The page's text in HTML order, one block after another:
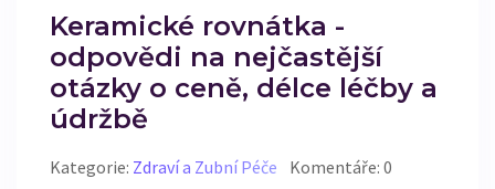
Keramické rovnátka -
odpovědi na nejčastější
otázky o ceně, délce léčby a
údržbě
Kategorie: Zdraví a Zubní Péče Komentáře: 0